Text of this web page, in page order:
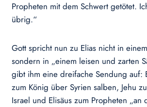
Propheten mit dem Schwert getötet.
übrig.“
Gott spricht nun zu Elias nicht in
sondern in „einem leisen und zarten
gibt ihm eine dreifache Sendung auf:
zum König über Syrien salben, Jehu
Israel und Elisäus zum Propheten „an